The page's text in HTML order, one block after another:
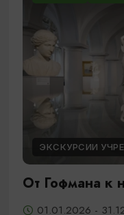
ЭКСКУРСИИ
От Гофмана к
01.01.2026 -